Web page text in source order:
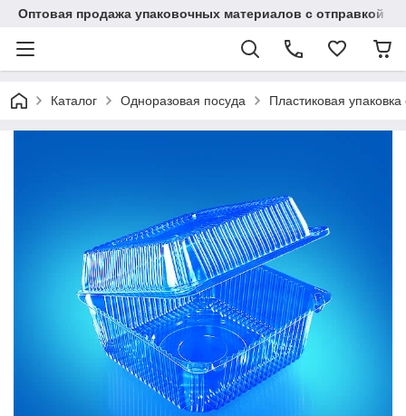
Оптовая продажа упаковочных материалов с отправкой по
Каталог Одноразовая посуда Пластиковая